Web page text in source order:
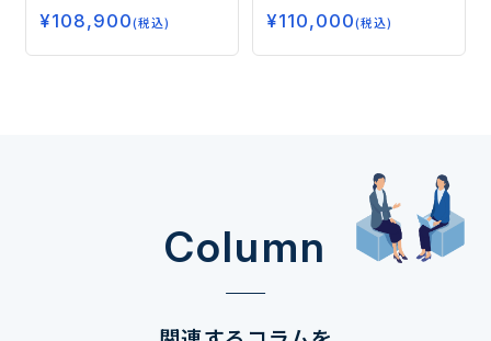
はー
¥108,900(税込)
フェムケア、グミサプリまで
データで読み解く市場の未
来ー
¥110,000(税込)
Column